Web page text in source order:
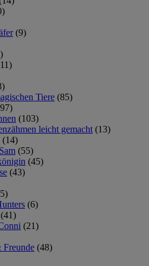
(9)
Tiere (85)
(103)
leicht gemacht (13)
(14)
(55)
(45)
(43)
(6)
(41)
(21)
(48)